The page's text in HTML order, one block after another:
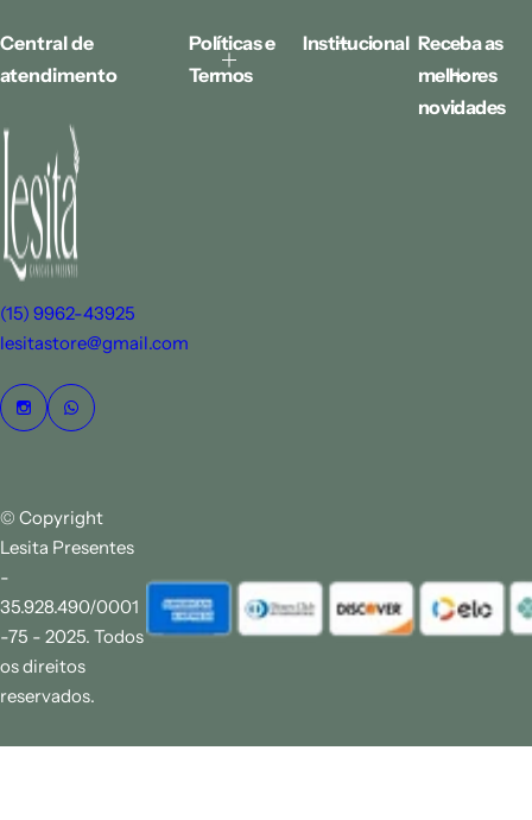
r
a
Central de
atendimento
(15) 9962-43925
lesitastore@gmail.com
Políticas e
Termos
Institucional Receba as
melhores
novidades
© Copyright
Lesita Presentes
-
35.928.490/0001
-75 - 2025. Todos
os direitos
reservados.